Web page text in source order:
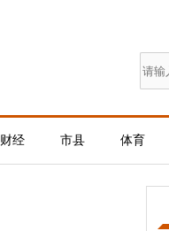
财经 市县 体育